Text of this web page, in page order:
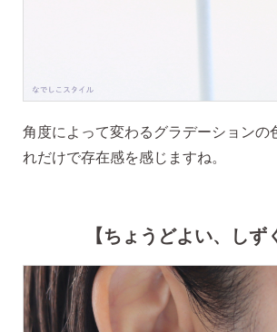
季節ごとにリボンのカラーが変わる「特
角度によって変わるグラデーションの
れだけで存在感を感じますね。
【ちょうどよい、しず